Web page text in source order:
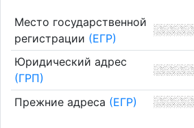
Место государственной
регистрации (ЕГР)
Юридический адрес
(ГРП)
Прежние адреса (ЕГР)